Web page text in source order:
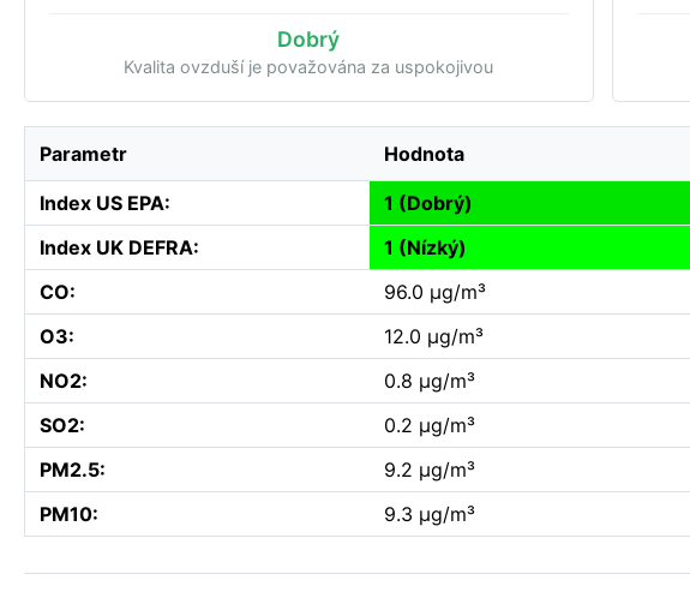
Dobrý
Kvalita ovzduší je považována za uspokojivou
Parametr Hodnota
Index US EPA:
1 (Dobrý)
Index UK DEFRA:
1 (Nízký)
CO:
96.0 µg/m³
O3:
12.0 µg/m³
NO2:
0.8 µg/m³
SO2:
0.2 µg/m³
PM2.5:
9.2 µg/m³
PM10:
9.3 µg/m³